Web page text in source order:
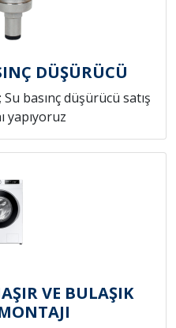
DÜŞÜRÜCÜ
basınç düşürücü satış
yapıyoruz
VE BULAŞIK